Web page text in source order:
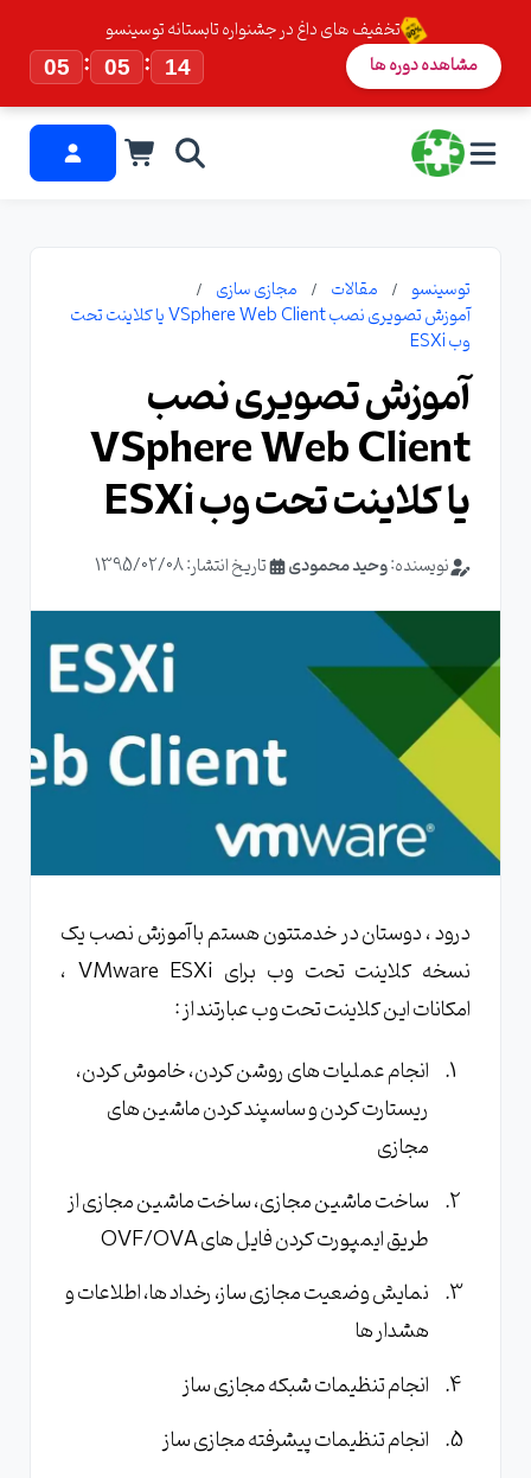
تخفیف های داغ در جشنواره تابستانه توسینسو
05
: 05 : 13 مشاهده دوره ها
توسینسو مقالات
مجازی سازی
آموزش تصویری نصب VSphere Web Client یا کلاینت تحت
وب ESXi
آموزش تصویری نصب
VSphere Web Client
یا کلاینت تحت وب ESXi
نویسنده:وحید محمودی تاریخ انتشار: 1395/02/08
درود ، دوستان در خدمتتون هستم با آموزش نصب یک
نسخه کلاینت تحت وب برای VMware ESXi ،
امکانات این کلاینت تحت وب عبارتند از :
انجام عملیات های روشن کردن، خاموش کردن،
ریستارت کردن و ساسپند کردن ماشین های
مجازی
ساخت ماشین مجازی، ساخت ماشین مجازی از
طریق ایمپورت کردن فایل های OVF/OVA
نمایش وضعیت مجازی ساز، رخداد ها، اطلاعات و
هشدار ها
انجام تنظیمات شبکه مجازی ساز
انجام تنظیمات پیشرفته مجازی ساز